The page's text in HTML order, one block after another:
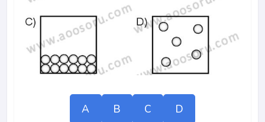
A B C D